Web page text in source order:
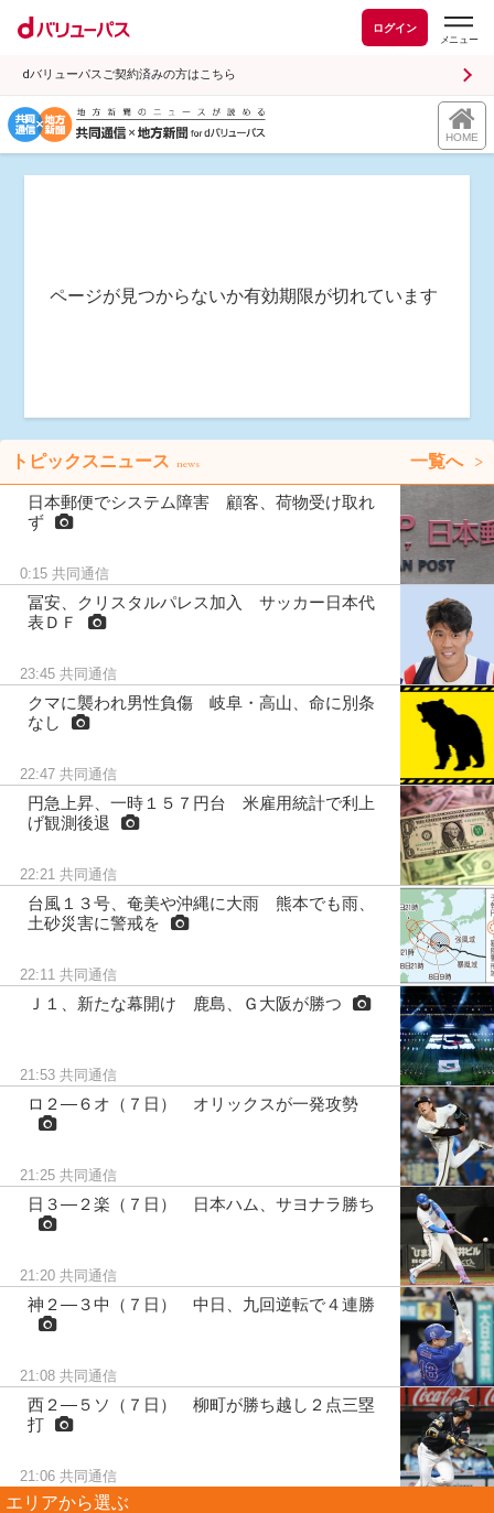
ログイン
dバリューパスご契約済みの方はこちら
HOME
ページが見つからないか有効期限が切れています
トピックスニュース news 一覧へ
日本郵便でシステム障害 顧客、荷物受け取れ
ず
0:15 共同通信
冨安、クリスタルパレス加入 サッカー日本代
表ＤＦ
23:45 共同通信
クマに襲われ男性負傷 岐阜・高山、命に別条
なし
22:47 共同通信
円急上昇、一時１５７円台 米雇用統計で利上
げ観測後退
22:21 共同通信
台風１３号、奄美や沖縄に大雨 熊本でも雨、
土砂災害に警戒を
22:11 共同通信
Ｊ１、新たな幕開け 鹿島、Ｇ大阪が勝つ
21:53 共同通信
ロ２―６オ（７日） オリックスが一発攻勢
21:25 共同通信
日３―２楽（７日） 日本ハム、サヨナラ勝ち
21:20 共同通信
神２―３中（７日） 中日、九回逆転で４連勝
21:08 共同通信
西２―５ソ（７日） 柳町が勝ち越し２点三塁
打
21:06 共同通信
エリアから選ぶ